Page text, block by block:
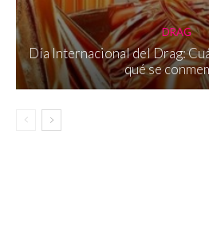
DRAG
Día Internacional del Drag:
qué se